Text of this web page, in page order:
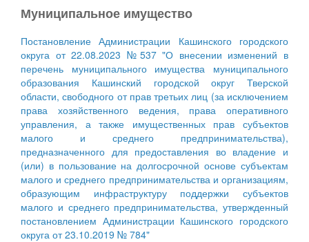
Муниципальное имущество
Постановление Администрации Кашинского городского
округа от 22.08.2023 №537 "О внесении изменений в
перечень муниципального имущества муниципального
образования Кашинский городской округ Тверской
области, свободного от прав третьих лиц (за исключением
права хозяйственного ведения, права оперативного
управления, а также имущественных прав субъектов
малого и среднего предпринимательства),
предназначенного для предоставления во владение и
(или) в пользование на долгосрочной основе субъектам
малого и среднего предпринимательства и организациям,
образующим инфраструктуру поддержки субъектов
малого и среднего предпринимательства, утвержденный
постановлением Администрации Кашинского городского
округа от 23.10.2019 № 784"